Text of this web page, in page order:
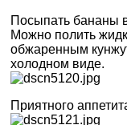
Посыпать бананы
Можно полить
обжаренным
холодном виде.
Приятного